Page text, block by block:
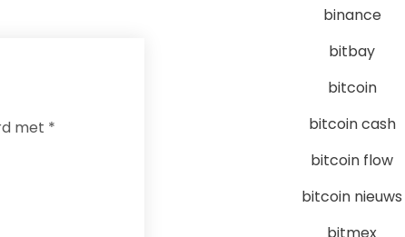
met *
binance
bitbay
bitcoin
bitcoin cash
bitcoin flow
bitcoin nieuws